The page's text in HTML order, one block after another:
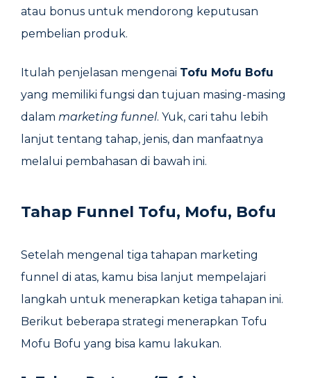
atau bonus untuk mendorong keputusan
pembelian produk.
Itulah penjelasan mengenai Tofu Mofu Bofu
yang memiliki fungsi dan tujuan masing-masing
dalam marketing funnel. Yuk, cari tahu lebih
lanjut tentang tahap, jenis, dan manfaatnya
melalui pembahasan di bawah ini.
Tahap Funnel Tofu, Mofu, Bofu
Setelah mengenal tiga tahapan marketing
funnel di atas, kamu bisa lanjut mempelajari
langkah untuk menerapkan ketiga tahapan ini.
Berikut beberapa strategi menerapkan Tofu
Mofu Bofu yang bisa kamu lakukan.